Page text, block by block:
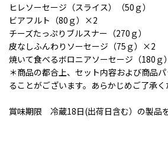
ヒレソーセージ（スライス）（50ｇ）
ビアフルト（80ｇ）×2
チーズたっぷりブルスナー（270ｇ）
皮なしふんわりソーセージ（75ｇ）×2
焼いて食べるボロニアソーセージ（180ｇ）
＊商品の都合上、セット内容および商品
ることがございます。あらかじめご了承く
賞味期限 冷蔵18日(出荷日含む）の製品